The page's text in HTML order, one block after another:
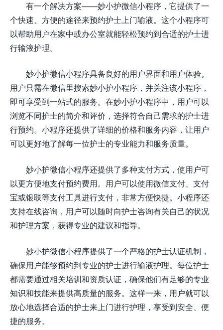
有一个解决方案——妙小护微信小程序，它提供了一
个快速、方便的途径来预约护士上门输液。这个小程序可
以帮助用户在家中或办公室就能轻松预约到合适的护士进
行输液护理。
妙小护微信小程序具备良好的用户界面和用户体验。
用户只需在微信里搜索妙小护小程序，并关注该小程序，
即可享受到一站式的服务。在妙小护小程序中，用户可以
浏览不同护士的简介和评价，选择符合自己需求的护士进
行预约。小程序还提供了详细的价格和服务内容，让用户
可以更好地了解每一位护士的专业能力和服务质量。
妙小护微信小程序还提供了多种支付方式，使用户可
以更方便地支付预约费用。用户可以使用微信支付、支付
宝或银联等支付工具进行支付，非常方便快捷。小程序还
支持在线咨询，用户可以随时向护士咨询有关自己的状况
和护理方案，获得专业的建议和指导。
妙小护微信小程序提供了一个严格的护士认证机制，
确保用户能够预约到专业的护士进行输液护理。每位护士
都需要通过相关培训和资质认证，确保他们有足够的专业
知识和技能来提供高质量的服务。这样一来，用户就可以
放心地选择合适的护士来上门进行护理，享受到安全、便
捷的服务。